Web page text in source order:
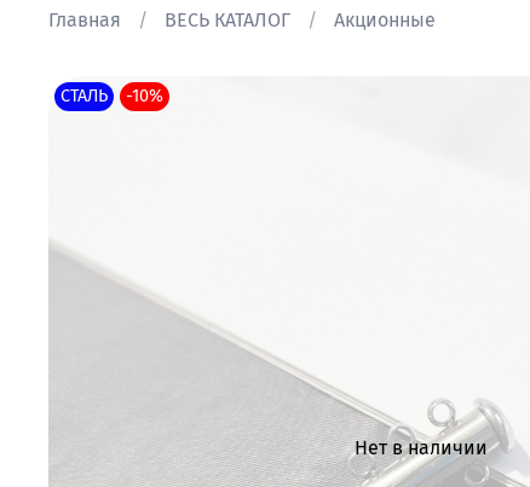
Главная ВЕСЬ КАТАЛОГ Акционные
Нет в наличии
СТАЛЬ -10%